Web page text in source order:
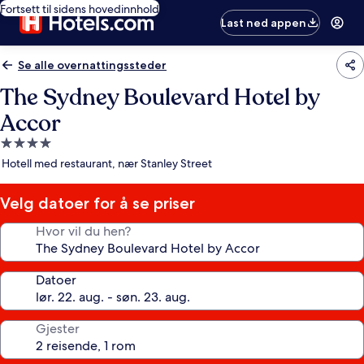
Fortsett til sidens hovedinnhold
Last ned appen
Se alle overnattingssteder
The Sydney Boulevard Hotel by
Accor
Overnattingssted
med
stjerner
Hotell med restaurant, nær Stanley Street
Velg datoer for å se priser
Hvor vil du hen?
Datoer
Gjester